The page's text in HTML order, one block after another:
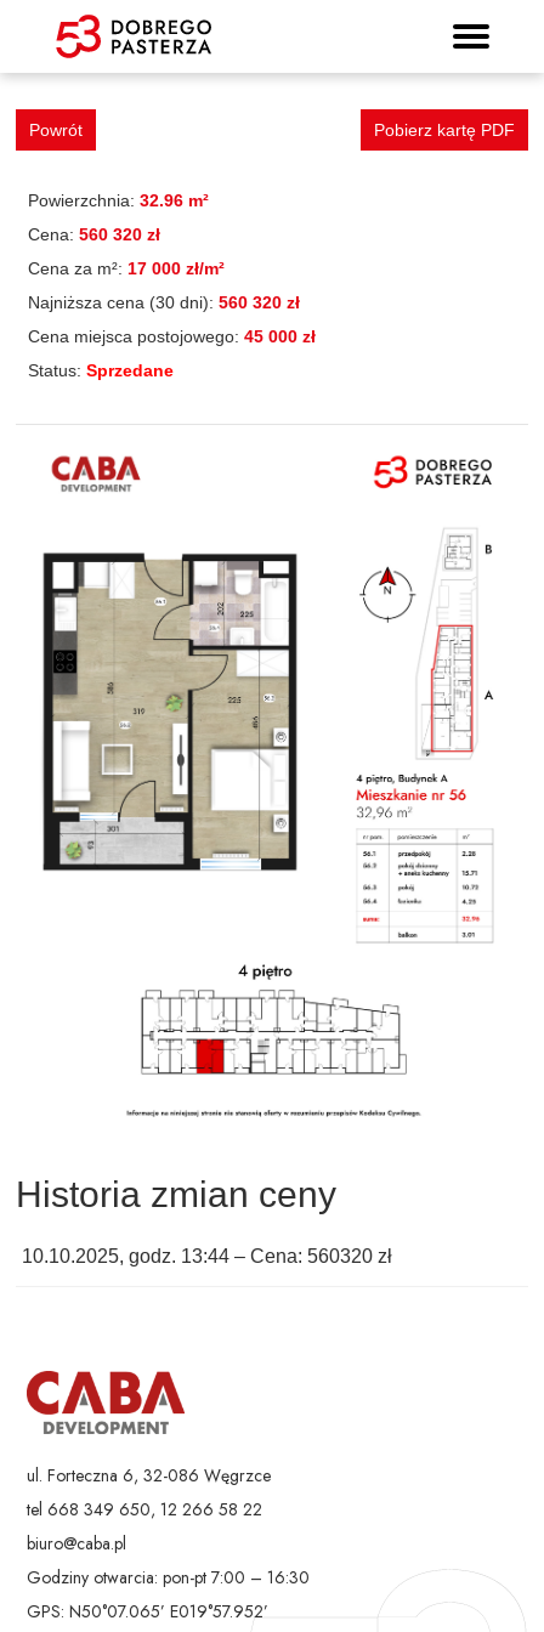
Mieszkanie 56
Wyszukiwarka mieszkań
Powrót Pobierz kartę PDF
Powierzchnia: 32.96 m²
Cena: 560 320 zł
Cena za m²: 17 000 zł/m²
Najniższa cena (30 dni): 560 320 zł
Cena miejsca postojowego: 45 000 zł
Status: Sprzedane
Historia zmian ceny
10.10.2025, godz. 13:44 – Cena: 560320 zł
ul. Forteczna 6, 32-086 Węgrzce
tel 668 349 650, 12 266 58 22
biuro@caba.pl
Godziny otwarcia: pon-pt 7:00 – 16:30
GPS: N50°07.065’ E019°57.952’